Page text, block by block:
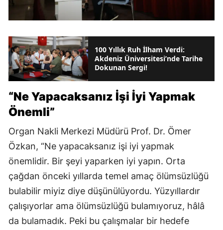
100 Yıllık Ruh İlham Verdi:
Akdeniz Üniversitesi’nde Tarihe
Dokunan Sergi!
“Ne Yapacaksanız İşi İyi Yapmak
Önemli”
Organ Nakli Merkezi Müdürü Prof. Dr. Ömer
Özkan, “Ne yapacaksanız işi iyi yapmak
önemlidir. Bir şeyi yaparken iyi yapın. Orta
çağdan önceki yıllarda temel amaç ölümsüzlüğü
bulabilir miyiz diye düşünülüyordu. Yüzyıllardır
çalışıyorlar ama ölümsüzlüğü bulamıyoruz, hâlâ
da bulamadık. Peki bu çalışmalar bir hedefe